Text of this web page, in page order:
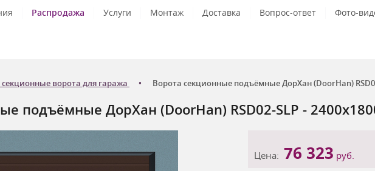
Распродажа Услуги Монтаж Доставка Вопрос-ответ Фото-
ворота для гаража Ворота секционные подъёмные ДорХан (DoorHan)
подъёмные ДорХан (DoorHan) RSD02-SLP -
Цена: 76 323 руб.